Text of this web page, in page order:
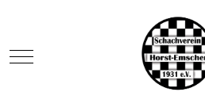
Mobile Menu Toggle